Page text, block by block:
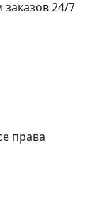
24/7
права